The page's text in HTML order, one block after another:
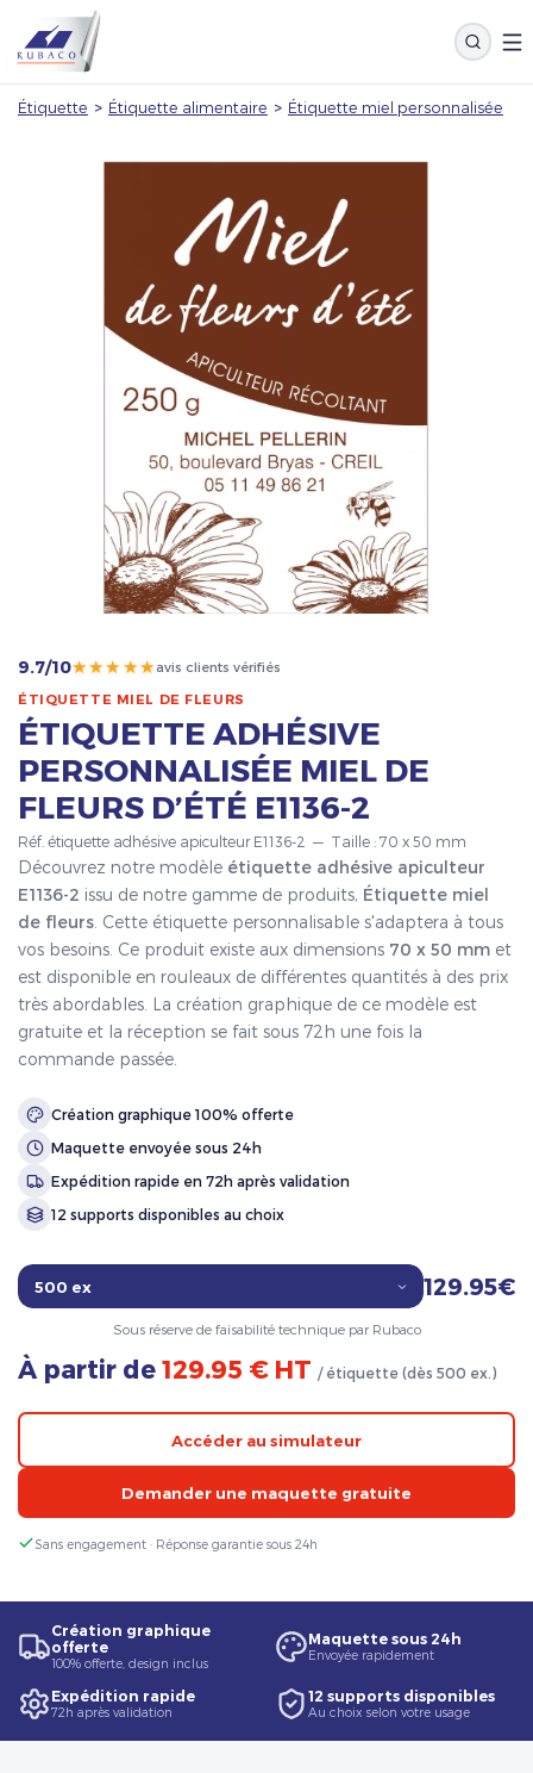
Étiquette > Étiquette alimentaire > Étiquette miel personnalisée
9.7/10★★★★★avis clients vérifiés
ÉTIQUETTE MIEL DE FLEURS
ÉTIQUETTE ADHÉSIVE
PERSONNALISÉE MIEL DE
FLEURS D’ÉTÉ E1136-2
Réf. étiquette adhésive apiculteur E1136-2 — Taille : 70 x 50 mm
Découvrez notre modèle étiquette adhésive apiculteur
E1136-2 issu de notre gamme de produits, Étiquette miel
de fleurs . Cette étiquette personnalisable s'adaptera à tous
vos besoins. Ce produit existe aux dimensions 70 x 50 mm et
est disponible en rouleaux de différentes quantités à des prix
très abordables. La création graphique de ce modèle est
gratuite et la réception se fait sous 72h une fois la
commande passée.
Création graphique 100% offerte
Maquette envoyée sous 24h
Expédition rapide en 72h après validation
12 supports disponibles au choix
129.95€
Sous réserve de faisabilité technique par Rubaco
À partir de 129.95 € HT / étiquette (dès 500 ex.)
Accéder au simulateur
Demander une maquette gratuite
Sans engagement · Réponse garantie sous 24h
Création graphique
offerte
100% offerte, design inclus
Maquette sous 24h
Envoyée rapidement
Expédition rapide
72h après validation
12 supports disponibles
Au choix selon votre usage